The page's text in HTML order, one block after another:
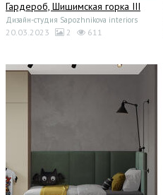
Гардероб, Шишимская горка III
Дизайн-студия Sapozhnikova interiors
20.03.2023 2 611